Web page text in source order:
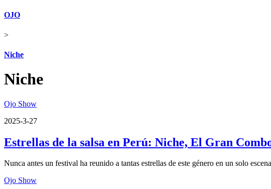
OJO
>
Niche
Niche
Ojo Show
2025-3-27
Estrellas de la salsa en Perú: Niche, El Gran
Nunca antes un festival ha reunido a tantas estrellas de este género en un solo
Ojo Show